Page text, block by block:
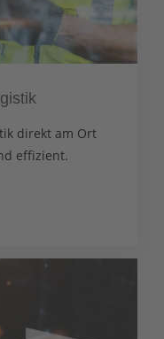
direkt am Ort
effizient.